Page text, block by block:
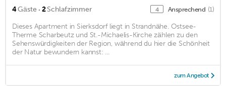
4Gäste · 2Schlafzimmer 4 Ansprechend (1)
Dieses Apartment in Sierksdorf liegt in Strandnähe. Ostsee-
Therme Scharbeutz und St.-Michaelis-Kirche zählen zu den
Sehenswürdigkeiten der Region, während du hier die Schönheit
der Natur bewundern kannst: ...
zum Angebot